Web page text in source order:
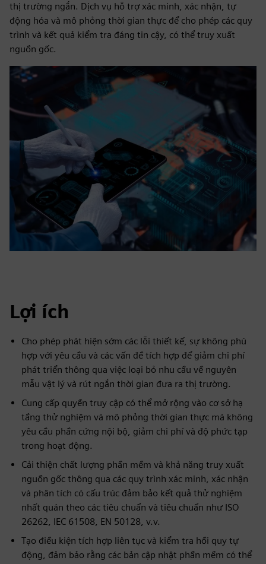
thị trường ngắn. Dịch vụ hỗ trợ xác minh, xác nhận, tự
động hóa và mô phỏng thời gian thực để cho phép các quy
trình và kết quả kiểm tra đáng tin cậy, có thể truy xuất
nguồn gốc.
Lợi ích
Cho phép phát hiện sớm các lỗi thiết kế, sự không phù
hợp với yêu cầu và các vấn đề tích hợp để giảm chi phí
phát triển thông qua việc loại bỏ nhu cầu về nguyên
mẫu vật lý và rút ngắn thời gian đưa ra thị trường.
Cung cấp quyền truy cập có thể mở rộng vào cơ sở hạ
tầng thử nghiệm và mô phỏng thời gian thực mà không
yêu cầu phần cứng nội bộ, giảm chi phí và độ phức tạp
trong hoạt động.
Cải thiện chất lượng phần mềm và khả năng truy xuất
nguồn gốc thông qua các quy trình xác minh, xác nhận
và phân tích có cấu trúc đảm bảo kết quả thử nghiệm
nhất quán theo các tiêu chuẩn và tiêu chuẩn như ISO
26262, IEC 61508, EN 50128, v.v.
Tạo điều kiện tích hợp liên tục và kiểm tra hồi quy tự
động, đảm bảo rằng các bản cập nhật phần mềm có thể